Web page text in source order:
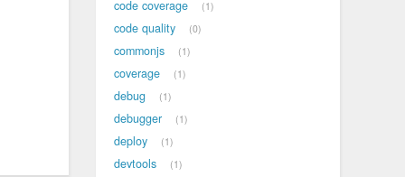
code coverage 1
code quality 0
commonjs 1
coverage 1
debug 1
debugger 1
deploy 1
devtools 1